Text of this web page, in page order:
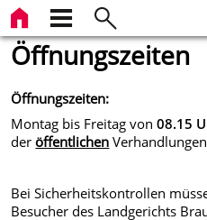
Öffnungszeiten
Öffnungszeiten:
Montag bis Freitag von08.15
deröffentlichen
Bei Sicherheitskontrollen
Besucher des Landgerichts